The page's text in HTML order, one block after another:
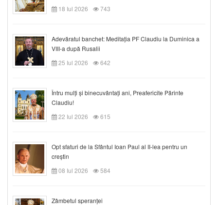
18 Iul 2026
743
Adevăratul banchet: Meditația PF Claudiu la Duminica a
VIII-a după Rusalii
25 Iul 2026
642
Întru mulți și binecuvântați ani, Preafericite Părinte
Claudiu!
22 Iul 2026
615
Opt sfaturi de la Sfântul Ioan Paul al II-lea pentru un
creștin
08 Iul 2026
584
Zâmbetul speranței